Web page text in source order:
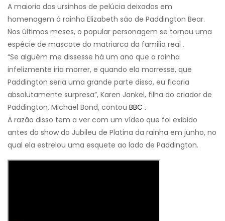
A maioria dos ursinhos de pelúcia deixados em
homenagem à rainha Elizabeth são de Paddington Bear.
Nos últimos meses, o popular personagem se tornou uma
espécie de mascote do matriarca da familia real .
“Se alguém me dissesse há um ano que a rainha
infelizmente iria morrer, e quando ela morresse, que
Paddington seria uma grande parte disso, eu ficaria
absolutamente surpresa”, Karen Jankel, filha do criador de
Paddington, Michael Bond, contou BBC .
A razão disso tem a ver com um vídeo que foi exibido
antes do show do Jubileu de Platina da rainha em junho, no
qual ela estrelou uma esquete ao lado de Paddington.